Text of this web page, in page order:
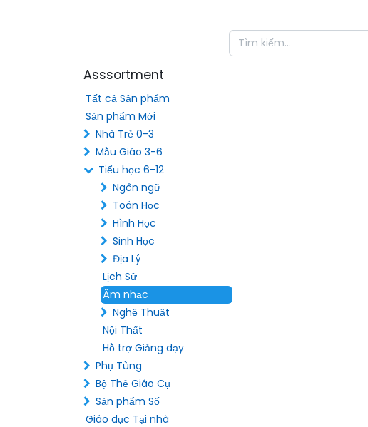
Asssortment
Tất cả Sản phẩm
Sản phẩm Mới
Nhà Trẻ 0-3
Mẫu Giáo 3-6
Tiểu học 6-12
Ngôn ngữ
Toán Học
Hình Học
Sinh Học
Địa Lý
Lịch Sử
Âm nhạc
Nghệ Thuật
Nội Thất
Hỗ trợ Giảng dạy
Phụ Tùng
Bộ Thẻ Giáo Cụ
Sản phẩm Số
Giáo dục Tại nhà